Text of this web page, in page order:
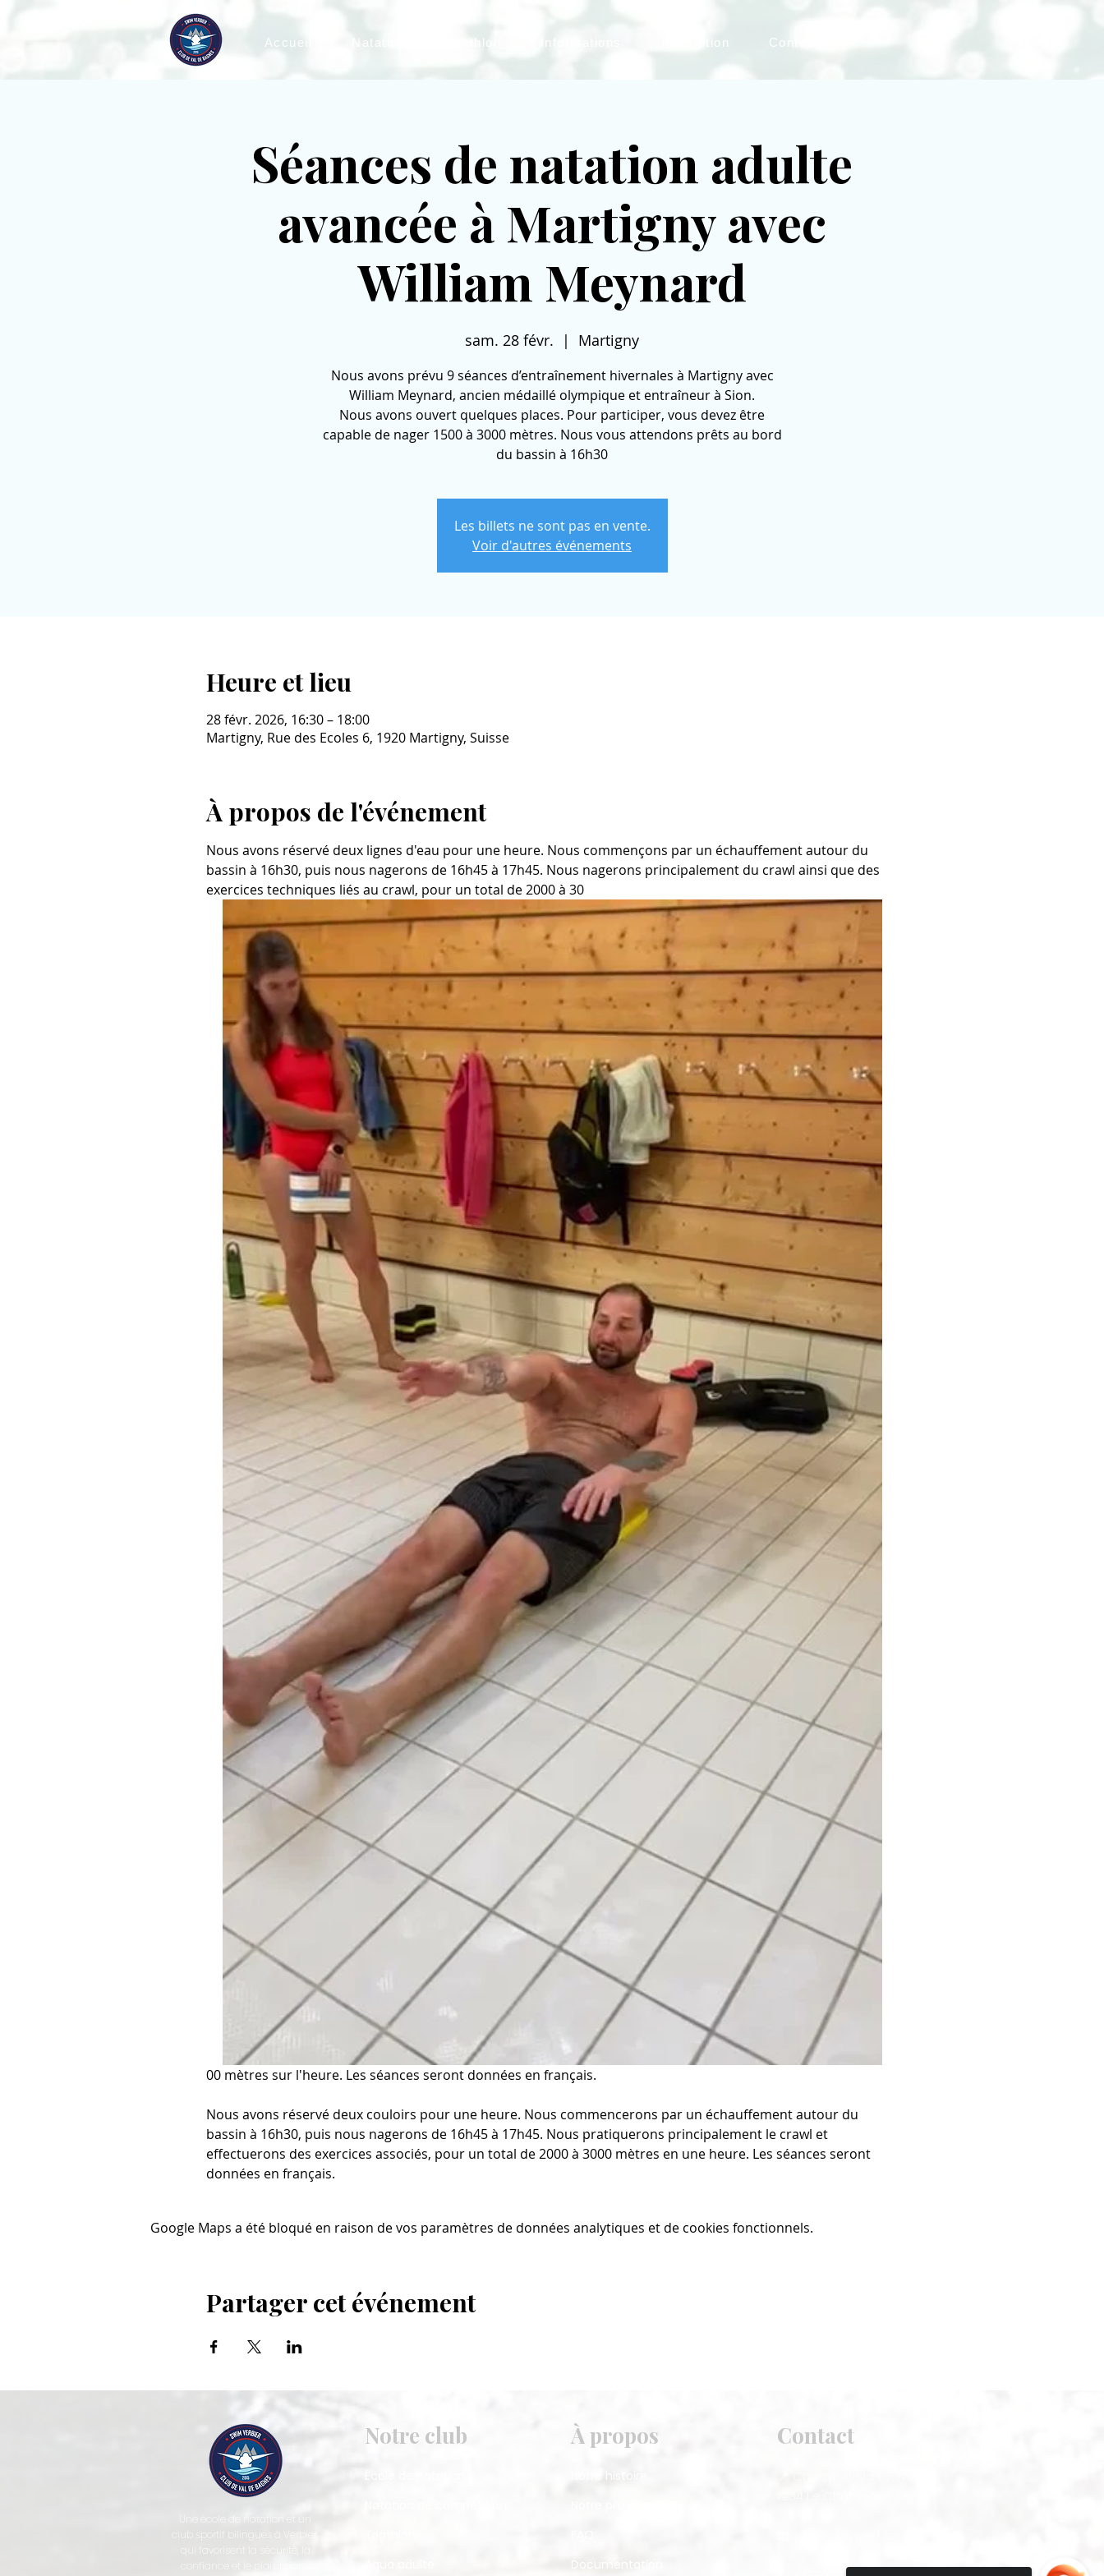
Accueil Natation Triathlon Informations Inscription Contact
Séances de natation adulte
avancée à Martigny avec
William Meynard
sam. 28 févr.
  |
Martigny
Nous avons prévu 9 séances d’entraînement hivernales à Martigny avec
William Meynard, ancien médaillé olympique et entraîneur à Sion.
Nous avons ouvert quelques places. Pour participer, vous devez être
capable de nager 1500 à 3000 mètres. Nous vous attendons prêts au bord
du bassin à 16h30
Les billets ne sont pas en vente.
Voir d'autres événements
Heure et lieu
28 févr. 2026, 16:30 – 18:00
Martigny, Rue des Ecoles 6, 1920 Martigny, Suisse
À propos de l'événement
Nous avons réservé deux lignes d'eau pour une heure. Nous commençons par un échauffement autour du
bassin à 16h30, puis nous nagerons de 16h45 à 17h45. Nous nagerons principalement du crawl ainsi que des
exercices techniques liés au crawl, pour un total de 2000 à 30
00 mètres sur l'heure. Les séances seront données en français.
Nous avons réservé deux couloirs pour une heure. Nous commencerons par un échauffement autour du
bassin à 16h30, puis nous nagerons de 16h45 à 17h45. Nous pratiquerons principalement le crawl et
effectuerons des exercices associés, pour un total de 2000 à 3000 mètres en une heure. Les séances seront
données en français.
Google Maps a été bloqué en raison de vos paramètres de données analytiques et de cookies fonctionnels.
Partager cet événement
club sportif bilingues à Verbier,
confiance et le plaisir dans
Notre club À propos Contact